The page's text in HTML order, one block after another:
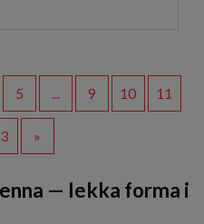
5 ... 9 10 11
»
— lekka forma i